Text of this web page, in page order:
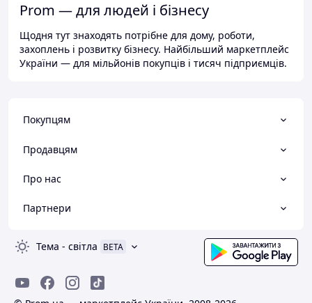
Prom — для людей і бізнесу
Щодня тут знаходять потрібне для дому, роботи,
захоплень і розвитку бізнесу. Найбільший маркетплейс
України — для мільйонів покупців і тисяч підприємців.
Покупцям
Продавцям
Про нас
Партнери
Тема - світла BETA